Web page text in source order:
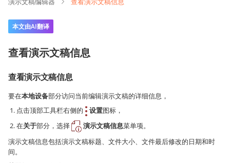
本文由AI翻译
查看演示文稿信息
查看演示文稿信息
要在本地设备部分访问当前编辑演示文稿的详细信息，
点击顶部工具栏右侧的
设置图标，
在关于部分，选择 演示文稿信息菜单项。
演示文稿信息包括演示文稿标题、文件大小、文件最后修改的日期和时
间。